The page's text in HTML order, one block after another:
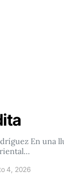
En una
4, 2026